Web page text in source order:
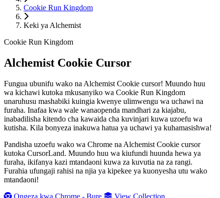
Cookie Run Kingdom
Keki ya Alchemist
Cookie Run Kingdom
Alchemist Cookie Cursor
Fungua ubunifu wako na Alchemist Cookie cursor! Muundo huu
wa kichawi kutoka mkusanyiko wa Cookie Run Kingdom
unaruhusu mashabiki kuingia kwenye ulimwengu wa uchawi na
furaha. Inafaa kwa wale wanaopenda mandhari za kiajabu,
inabadilisha kitendo cha kawaida cha kuvinjari kuwa uzoefu wa
kutisha. Kila bonyeza inakuwa hatua ya uchawi ya kuhamasishwa!
Pandisha uzoefu wako wa Chrome na Alchemist Cookie cursor
kutoka CursorLand. Muundo huu wa kiufundi huunda hewa ya
furaha, ikifanya kazi mtandaoni kuwa za kuvutia na za rangi.
Furahia ufungaji rahisi na njia ya kipekee ya kuonyesha utu wako
mtandaoni!
Ongeza kwa Chrome - Bure
View Collection